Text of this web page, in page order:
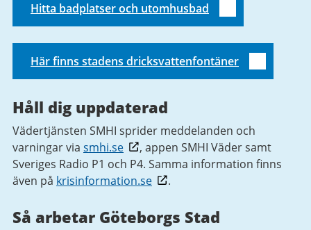
Hitta badplatser och utomhusbad
Här finns stadens dricksvattenfontäner
Håll dig uppdaterad
Vädertjänsten SMHI sprider meddelanden och
varningar via smhi.se
, appen SMHI Väder samt
Sveriges Radio P1 och P4. Samma information finns
även på krisinformation.se .
Så arbetar Göteborgs Stad